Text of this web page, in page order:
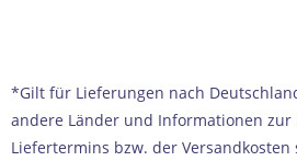
*Gilt für Lieferungen nach
andere Länder und Informationen zur
Liefertermins bzw. der Versandkosten